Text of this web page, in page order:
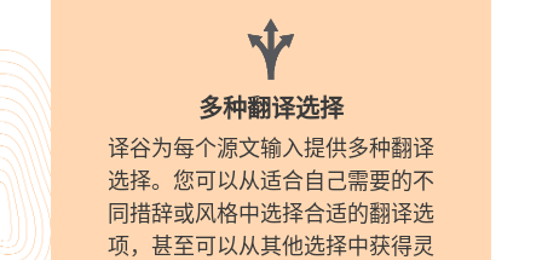
多种翻译选择
译谷为每个源文输入提供多种翻译
选择。您可以从适合自己需要的不
同措辞或风格中选择合适的翻译选
项，甚至可以从其他选择中获得灵